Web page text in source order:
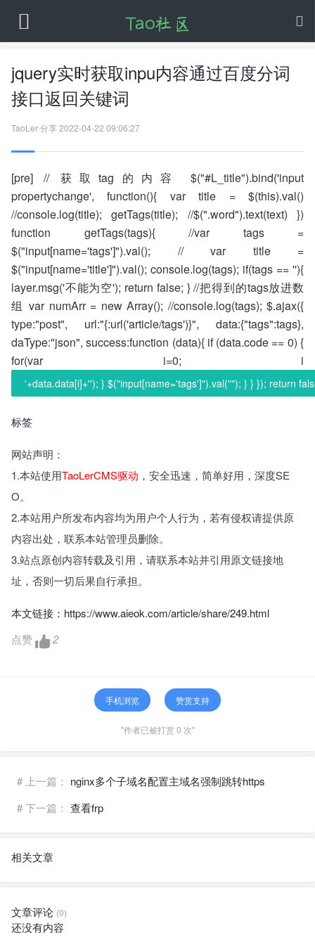
jquery实时获取inpu内容通过百度分词
接口返回关键词
TaoLer分享2022-04-22 09:06:27
[pre] // 获取tag的内容 $("#L_title").bind('input
propertychange', function(){ var title = $(this).val()
//console.log(title); getTags(title); //$(".word").text(text) })
function getTags(tags){ //var tags =
$("input[name='tags']").val(); // var title =
$("input[name='title']").val(); console.log(tags); if(tags == ''){
layer.msg('不能为空'); return false; } //把得到的tags放进数
组 var numArr = new Array(); //console.log(tags); $.ajax({
type:"post", url:"{:url('article/tags')}", data:{"tags":tags},
daType:"json", success:function (data){ if (data.code == 0) {
for(var i=0; i
'+data.data[i]+''); } $("input[name='tags']").val(""); } } }); return
标签
网站声明：
1.本站使用TaoLerCMS驱动 ，安全迅速，简单好用，深度SE
O。
2.本站用户所发布内容均为用户个人行为，若有侵权请提供原
内容出处，联系本站管理员删除。
3.站点原创内容转载及引用，请联系本站并引用原文链接地
址，否则一切后果自行承担。
本文链接： https://www.aieok.com/article/share/249.html
点赞
2
手机浏览 赞赏支持
"作者已被打赏 0 次"
# 上一篇： nginx多个子域名配置主域名强制跳转https
# 下一篇： 查看frp
相关文章
文章评论 (0)
还没有内容